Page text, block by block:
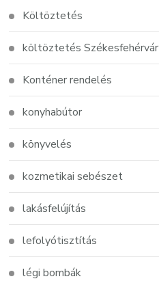
Költöztetés
költöztetés Székesfehérvár
Konténer rendelés
konyhabútor
könyvelés
kozmetikai sebészet
lakásfelújítás
lefolyótisztítás
légi bombák